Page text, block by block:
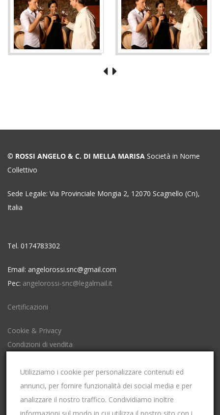
© ROSSI ANGELO & C. DI MELLA MARISA Società in Nome
Collettivo
Sede Legale: Via Provinciale Mongia 2, 12070 Scagnello (Cn),
Italia
Tel. 0174783302
Email: angelorossi.snc@gmail.com
Pec: angelorossi-snc@legalmail.it
Certificazioni
Cookie & Privacy
Condizioni di vendita
P.Iva: 00653600049
Codice Fiscale: 00653600049
Utilizziamo i cookie per personalizzare contenuti ed
annunci, per fornire funzionalità dei social media e per
analizzare il nostro traffico. Condividiamo inoltre